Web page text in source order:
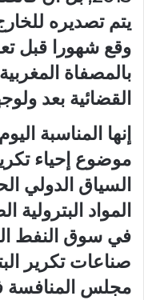
يتم تصديره
وقع شهورا قبل
بالمصفاة
القضائية بعد
إنها المناسبة
موضوع إحياء
السياق الدولي
المواد
في سوق النفط
صناعات تكرير
مجلس المنافسة